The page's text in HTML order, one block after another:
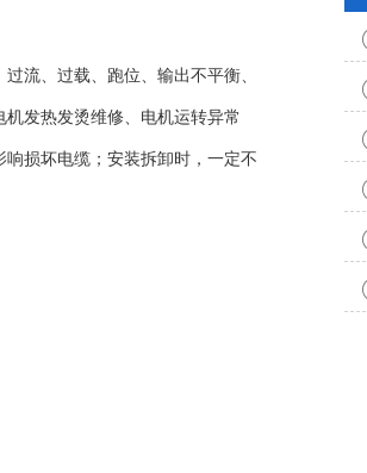
流、过载、跑位、输出不平衡、
发热发烫维修、电机运转异常
损坏电缆；安装拆卸时，一定不